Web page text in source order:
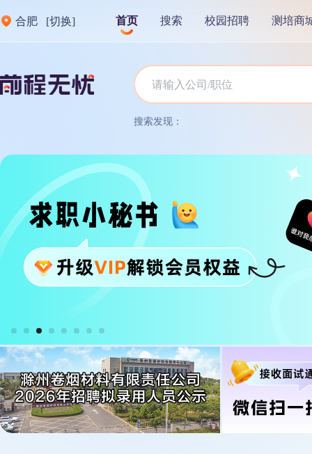
合肥 [切换] 首页 搜索 校园招聘 测培商
搜索发现：
广告